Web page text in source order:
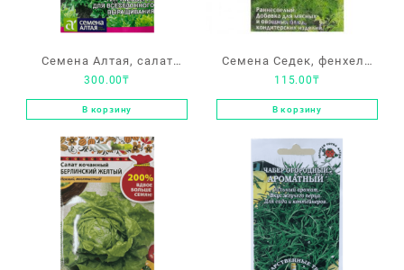
Семена Алтая, салат
«Фриллис F1»
300.00₸
В корзину
Семена Седек, фенхель
«Осенний красавец»
115.00₸
В корзину